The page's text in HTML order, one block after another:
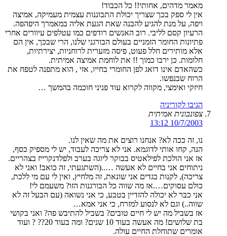
מאמר מדהים, אחותי!! כל הכבוד!
אין לי ספק בכך שצריך יכולת התבוננות עצמית מעמיקה, אמיצה
ויפה, על מנת להגיע להבנה שאת הגעת אליה במאמרך היפהפה.
הרעיון קסם לליבי. רוב האנשים רודפים כמו עטלפים עיוורים אחרי
פתיונות החומר הזמניים בעולם הבורגני שלנו, הרי שבכך, אין הם
אלא מותירים חלל פעוט, פיסה מזערית לרוחניות, יצירתיות,
חלומות. כן ירבו כמוך !! את לוחמת אמיצה אמיתית.
כשהאדם אינו דואג לפן החומרי בחייו, אזי , הוא מתפנה לטפח את
הרוח שבנפשו.
חיזקי ואימצי, מקווה לקרוא עוד פניני חוכמה בהמשך …
הגיבו לקוריניה
צפונבונית אמיתית
10/7/2003 13:12
נו, זה ככה לא? אנחנו רוצים את מה שאין לנו.
הנה, קחו אותי לדוגמא. אני לא צריכה לעבוד, יש לי מספיק כסף,
אז אני הולכת לפילאטיס בבוקר ליוגה בערב ולפלדנקרייז בצהריים.
ניתוחים אני בחיים לא אעשה …..(השתגעתי, זה כואב! ואני לא
צריכה), לקנות בגדים אני שונאת, זה מלחיץ, ואין לי עם מי ללכת,
כולם עסוקים….אז מה שווה כל הבורגנות הזו? משעמם לי!
אני כבר לא יכולה להזדיין בטבע, כי אני נשואה (עם הבעל זה לא
שווה..) וגם לא לנסוע למזרח, כי אני אמא…
אז בשביל מה יש לי חיים טובים? בשביל להתיבש פה? ואני בקושי
בת שלושים! מה אעשה בעוד 10 שנים? ומה בעוד 20?? ? ועוד
אומרים שתוחלת החיים עולה.